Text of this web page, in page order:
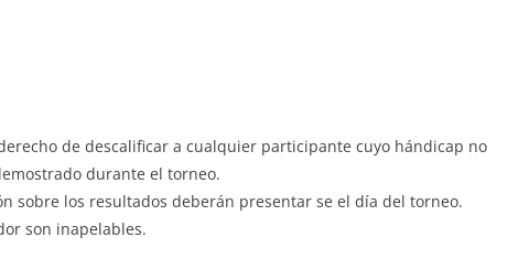
de descalificar a cualquier participante cuyo hándicap no
durante el torneo.
sobre los resultados deberán presentar se el día del torneo.
son inapelables.